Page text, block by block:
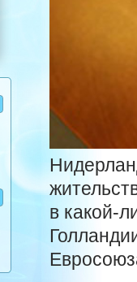
в какой-